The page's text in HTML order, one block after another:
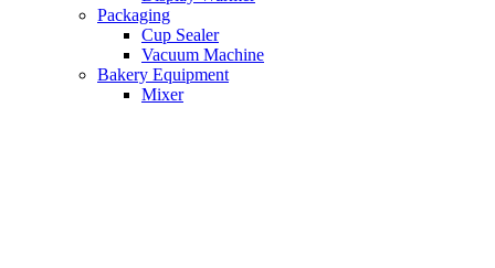
Packaging
Cup Sealer
Vacuum Machine
Bakery Equipment
Mixer